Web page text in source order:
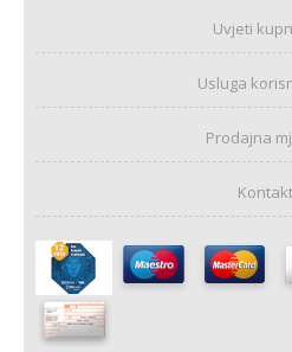
Uvjeti
Usluga
Prodajna
Kontakt